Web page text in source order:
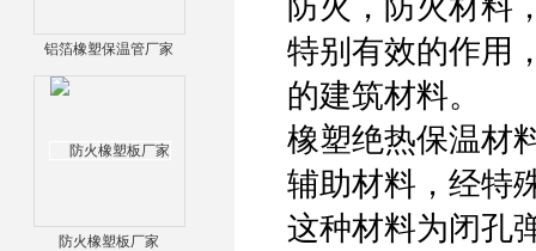
铝箔橡塑保温管厂家
防火橡塑板厂家
防火，防火材料
特别有效的作用
的建筑材料。
橡塑绝热保温材
辅助材料，经特
这种材料为闭孔